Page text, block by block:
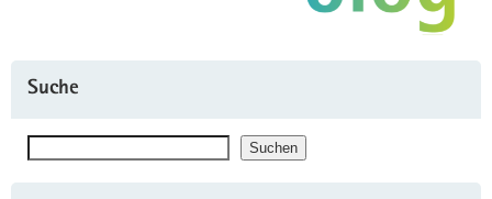
Suche
Suchen Suchen